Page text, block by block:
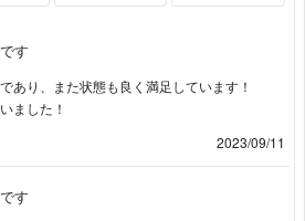
す
あり、また状態も良く満足しています！
ました！
2023/09/11
す